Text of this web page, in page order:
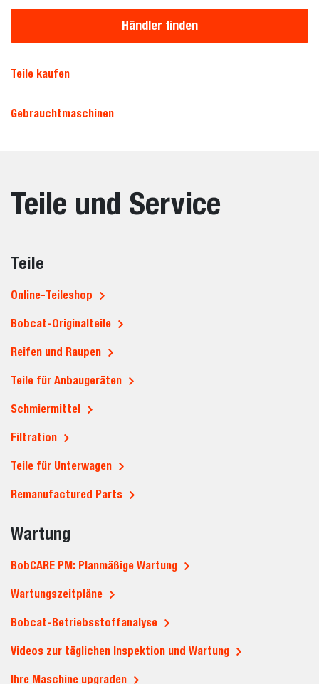
Händler finden
Teile kaufen
Gebrauchtmaschinen
Teile und Service
Wartung
BobCARE PM: Planmäßige Wartung
Wartungszeitpläne
Bobcat-Betriebsstoffanalyse
Videos zur täglichen Inspektion und Wartung
Ihre Maschine upgraden
Teile
Online-Teileshop
Bobcat-Originalteile
Reifen und Raupen
Teile für Anbaugeräten
Schmiermittel
Filtration
Teile für Unterwagen
Remanufactured Parts